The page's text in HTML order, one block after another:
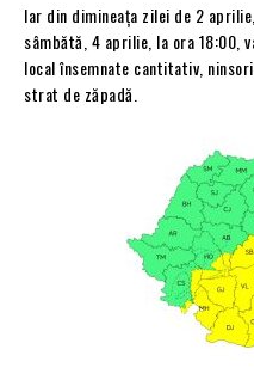
Iar din dimineața zilei de 2
sâmbătă, 4 aprilie, la ora 18:00,
local însemnate cantitativ,
strat de zăpadă.